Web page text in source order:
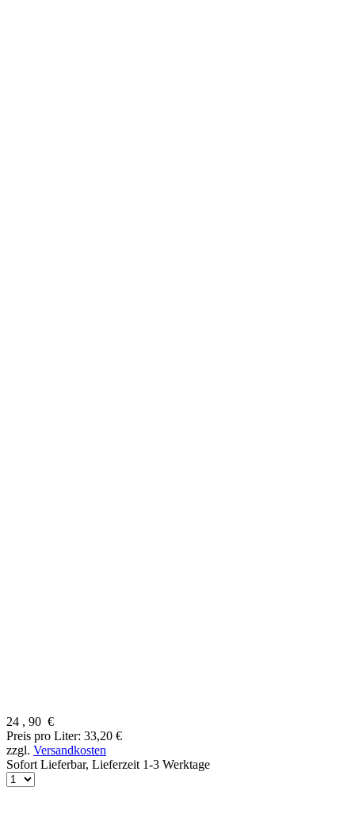
24 , 90 €
Preis pro Liter: 33,20 €
zzgl. Versandkosten
Sofort Lieferbar, Lieferzeit 1-3 Werktage